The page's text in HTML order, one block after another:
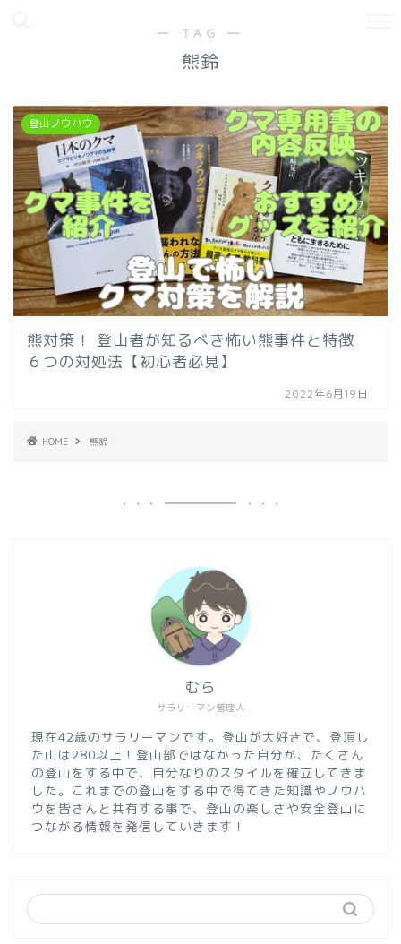
― TAG ―
熊鈴
登山ノウハウ
熊対策！ 登山者が知るべき怖い熊事件と特徴
６つの対処法【初心者必見】
2022年6月19日
HOME 熊鈴
サラリーマン管理人
むら
現在42歳のサラリーマンです。登山が大好きで、登頂し
た山は280以上！登山部ではなかった自分が、たくさん
の登山をする中で、自分なりのスタイルを確立してきま
した。これまでの登山をする中で得てきた知識やノウハ
ウを皆さんと共有する事で、登山の楽しさや安全登山に
つながる情報を発信していきます！